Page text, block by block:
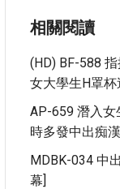
相關閱讀
(HD) BF-588
女大學生H罩
AP-659 潛入女
時多發中出痴
MDBK-034 中
幕]